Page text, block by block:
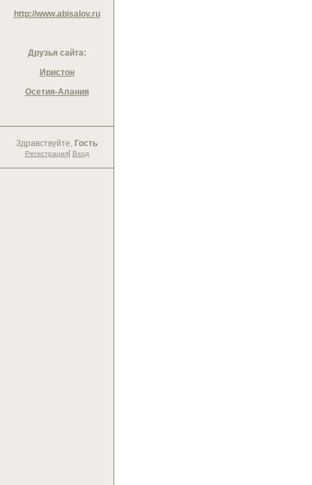
http://www.abisalov.ru
Друзья сайта:
Иристон
Осетия-Алания
Здравствуйте, Гость
Регистрация| Вход